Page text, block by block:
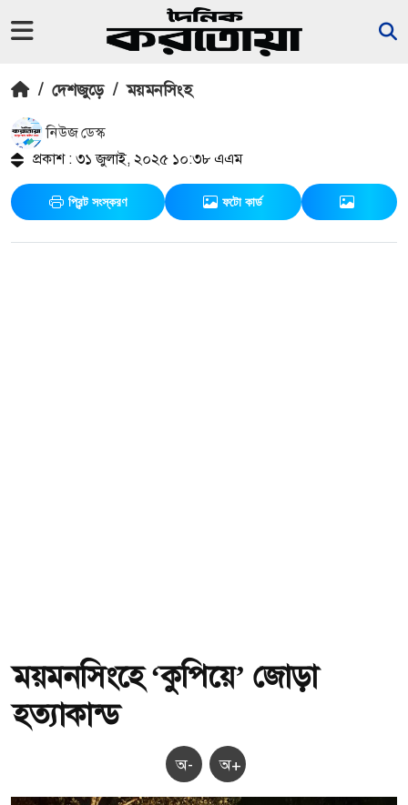
/ দেশজুড়ে / ময়মনসিংহ
নিউজ ডেস্ক
প্রকাশ : ৩১ জুলাই, ২০২৫ ১০:৩৮ এএম
প্রিন্ট সংস্করণ ফটো কার্ড
ময়মনসিংহে ‘কুপিয়ে’ জোড়া
হত্যাকান্ড
অ- অ+